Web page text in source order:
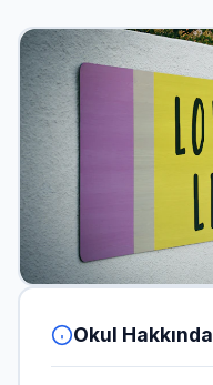
Okul Hakkında